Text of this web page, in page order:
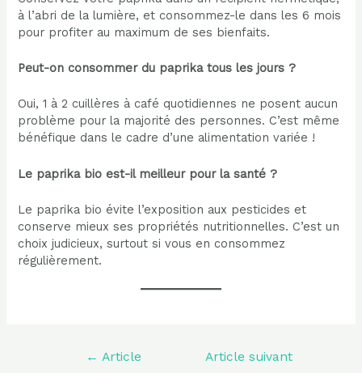
à l’abri de la lumière, et consommez-le dans les 6 mois
pour profiter au maximum de ses bienfaits.
Peut-on consommer du paprika tous les jours ?
Oui, 1 à 2 cuillères à café quotidiennes ne posent aucun
problème pour la majorité des personnes. C’est même
bénéfique dans le cadre d’une alimentation variée !
Le paprika bio est-il meilleur pour la santé ?
Le paprika bio évite l’exposition aux pesticides et
conserve mieux ses propriétés nutritionnelles. C’est un
choix judicieux, surtout si vous en consommez
régulièrement.
← Article
Article suivant